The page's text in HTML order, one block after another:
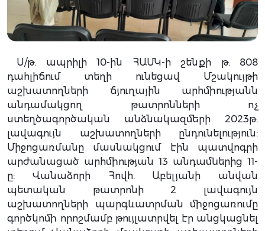
Ս/թ. ապրիլի 10-ին ՀԱՄԿ-ի շենքի թ. 808
դահլիճում տեղի ունեցավ Մշակույթի
աշխատողների ճյուղային արհմիությանն
անդամակցող թատրոնների ոչ
ստեղծագործական անձնակազմերի 2023թ.
լավագույն աշխատողների ընդունելություն:
Միջոցառմանը մասնակցում էին պատվոգրի
արժանացած արհմիության 13 անդամներից 11-
ը: Վանաձորի Հովհ. Աբելյանի անվան
պետական թատրոնի 2 լավագույն
աշխատողների պարգևատրման միջոցառումը
գործկոմի որոշմամբ թույլատրվել էր անցկացնել